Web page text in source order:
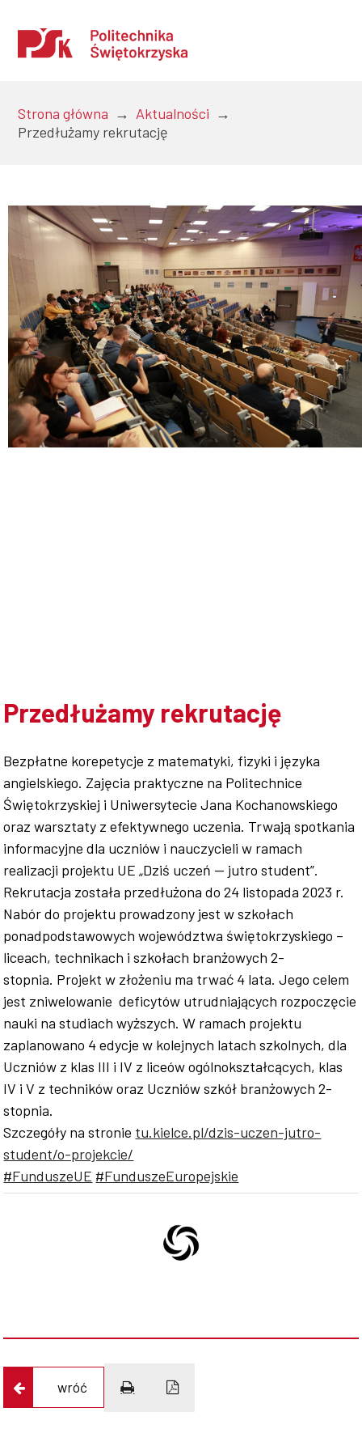
Strona główna → Aktualności →
Przedłużamy rekrutację
Przedłużamy rekrutację
Bezpłatne korepetycje z matematyki, fizyki i języka
angielskiego. Zajęcia praktyczne na Politechnice
Świętokrzyskiej i Uniwersytecie Jana Kochanowskiego
oraz warsztaty z efektywnego uczenia. Trwają spotkania
informacyjne dla uczniów i nauczycieli w ramach
realizacji projektu UE „Dziś uczeń — jutro student”.
Rekrutacja została przedłużona do 24 listopada 2023 r.
Nabór do projektu prowadzony jest w szkołach
ponadpodstawowych województwa świętokrzyskiego –
liceach, technikach i szkołach branżowych 2-
stopnia. Projekt w złożeniu ma trwać 4 lata. Jego celem
jest zniwelowanie deficytów utrudniających rozpoczęcie
nauki na studiach wyższych. W ramach projektu
zaplanowano 4 edycje w kolejnych latach szkolnych, dla
Uczniów z klas III i IV z liceów ogólnokształcących, klas
IV i V z techników oraz Uczniów szkół branżowych 2-
stopnia.
Szczegóły na stronie tu.kielce.pl/dzis-uczen-jutro-
student/o-projekcie/
#FunduszeUE #FunduszeEuropejskie
wróć
Kandydaci
Studenci
Doktoranci
Współpraca
Sklep PŚk
Kontakt